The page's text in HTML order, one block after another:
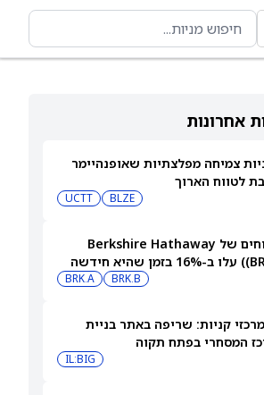
אחרונות
צמיחה מפלצתיות שאופנהיימר
לטווח הארוך
BLZE
UCTT
הרווחים של Berkshire Hathaway
(BRK.A) עלו ב-16% בזמן שהיא חידשה
רכישות עצמיות בהיקף של 4.5 מיליארדBRK.B
BRK.A
קניות: שריפה באתר בניית
המסחרי בפתח תקוה
IL:BIG